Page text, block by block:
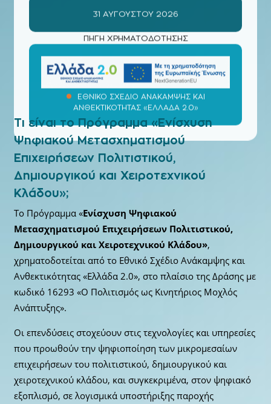
ΑΝΘΕΚΤΙΚΟΤΗΤΑΣ «ΕΛΛΑΔΑ 2.0»
Τι είναι το Πρόγραμμα «Ενίσχυση
Ψηφιακού Μετασχηματισμού
Επιχειρήσεων Πολιτιστικού,
Δημιουργικού και Χειροτεχνικού
Κλάδου»;
Το Πρόγραμμα «Ενίσχυση Ψηφιακού
Μετασχηματισμού Επιχειρήσεων Πολιτιστικού,
Δημιουργικού και Χειροτεχνικού Κλάδου»,
χρηματοδοτείται από το Εθνικό Σχέδιο Ανάκαμψης και
Ανθεκτικότητας «Ελλάδα 2.0», στο πλαίσιο της Δράσης με
κωδικό 16293 «Ο Πολιτισμός ως Κινητήριος Μοχλός
Ανάπτυξης».
Οι επενδύσεις στοχεύουν στις τεχνολογίες και υπηρεσίες
που προωθούν την ψηφιοποίηση των μικρομεσαίων
επιχειρήσεων του πολιτιστικού, δημιουργικού και
χειροτεχνικού κλάδου, και συγκεκριμένα, στον ψηφιακό
εξοπλισμό, σε λογισμικά υποστήριξης παροχής